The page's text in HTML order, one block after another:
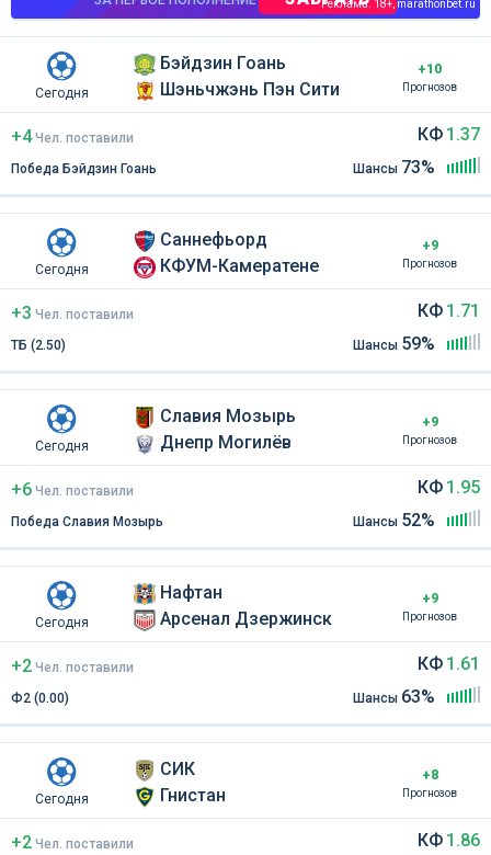
Реклама. 18+, marathonbet.ru
Сегодня
Бэйдзин Гоань
Шэньчжэнь Пэн Сити
+10
Прогнозов
+4 Чел. поставили
Победа Бэйдзин Гоань
КФ 1.37
Шансы 73%
Сегодня
Саннефьорд
КФУМ-Камератене
+9
Прогнозов
+3 Чел. поставили
ТБ (2.50)
КФ 1.71
Шансы 59%
Сегодня
Славия Мозырь
Днепр Могилёв
+9
Прогнозов
+6 Чел. поставили
Победа Славия Мозырь
КФ 1.95
Шансы 52%
Сегодня
Нафтан
Арсенал Дзержинск
+9
Прогнозов
+2 Чел. поставили
Ф2 (0.00)
КФ 1.61
Шансы 63%
Сегодня
СИК
Гнистан
+8
Прогнозов
+2 Чел. поставили
КФ 1.86